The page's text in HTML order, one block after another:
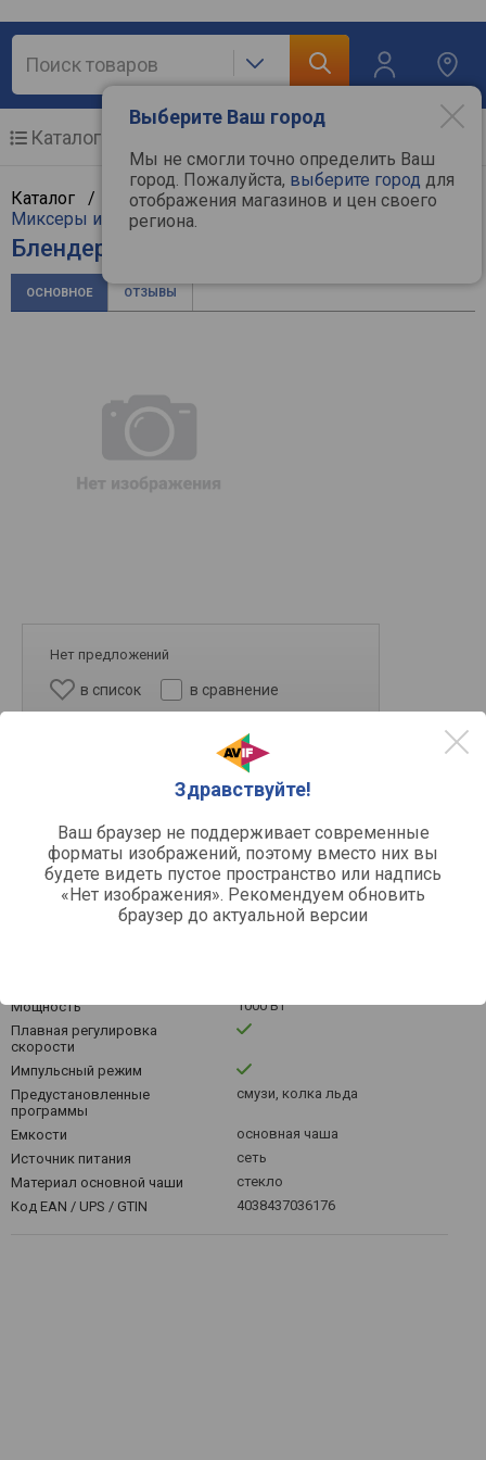
Выберите Ваш город
Мы не смогли точно определить Ваш
город. Пожалуйста, выберите город для
отображения магазинов и цен своего
региона.
Здравствуйте!
Ваш браузер не поддерживает современные
форматы изображений, поэтому вместо них вы
будете видеть пустое пространство или надпись
«Нет изображения». Рекомендуем обновить
браузер до актуальной версии
Каталог
Каталог / Мелкая бытовая техника/ Кухня/
Миксеры и блендеры/
Блендер Caso MX 1000
ОСНОВНОЕ ОТЗЫВЫ
Нет предложений
в список в сравнение
Мощность
1000 Вт
Плавная регулировка
скорости
Импульсный режим
Предустановленные
программы
смузи, колка льда
Емкости
основная чаша
Источник питания
сеть
Материал основной чаши
стекло
Код EAN / UPS / GTIN
4038437036176